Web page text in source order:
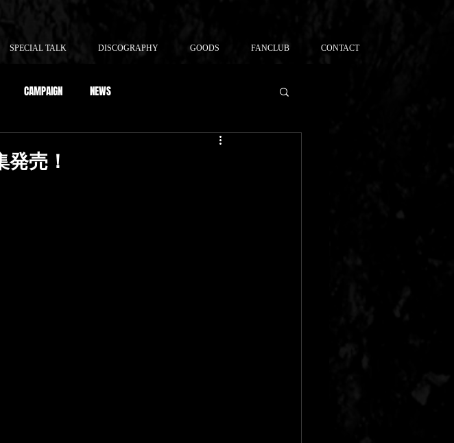
SPECIAL TALK DISCOGRAPHY GOODS FANCLUB CONTACT
CAMPAIGN NEWS
売！